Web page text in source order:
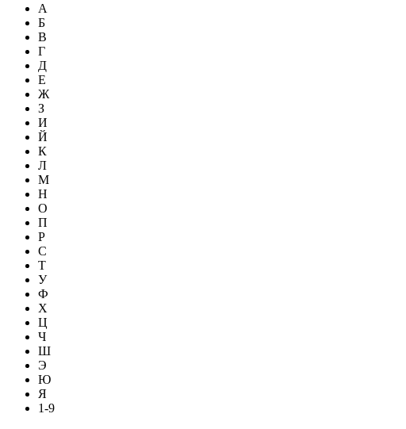
А
Б
В
Г
Д
Е
Ж
З
И
Й
К
Л
М
Н
О
П
Р
С
Т
У
Ф
Х
Ц
Ч
Ш
Э
Ю
Я
1-9